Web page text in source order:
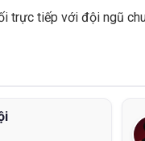
trực tiếp với đội ngũ